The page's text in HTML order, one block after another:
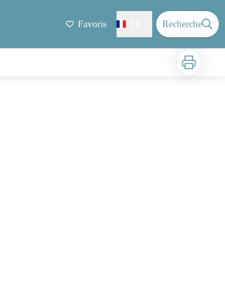
Favoris Recherche
Imprimer